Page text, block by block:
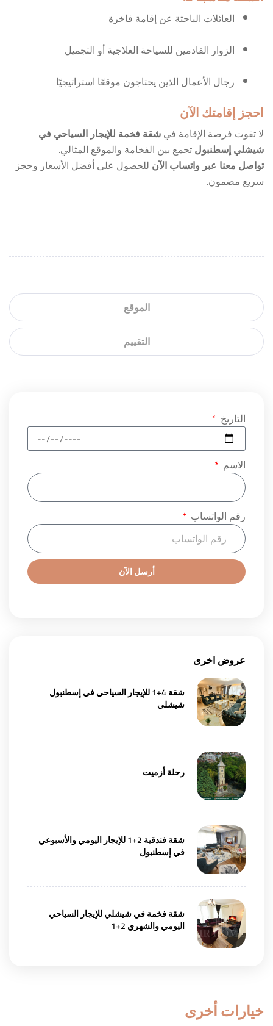
الموقع
التقييم
العائلات الباحثة عن إقامة فاخرة
الزوار القادمين للسياحة العلاجية أو التجميل
رجال الأعمال الذين يحتاجون موقعًا استراتيجيًا
احجز إقامتك الآن
لا تفوت فرصة الإقامة فيشقة فخمة للإيجار السياحي في
شيشلي إسطنبولتجمع بين الفخامة والموقع المثالي.
تواصل معنا عبر واتساب الآن للحصول على أفضل الأسعار وحجز
سريع مضمون.
التاريخ
الاسم
رقم الواتساب
أرسل الآن
عروض اخرى
شقة 4+1 للإيجار السياحي في إسطنبول
شيشلي
رحلة أزميت
شقة فندقية 2+1 للإيجار اليومي والأسبوعي
في إسطنبول
شقة فخمة في شيشلي للإيجار السياحي
اليومي والشهري 2+1
خيارات أخرى